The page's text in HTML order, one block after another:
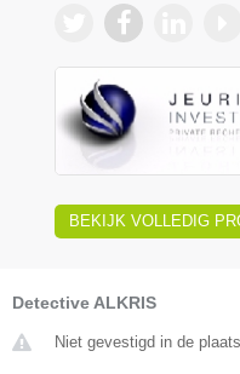
BEKIJK VOLLEDIG
Detective ALKRIS
Niet gevestigd in de